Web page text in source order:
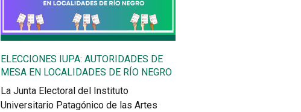
ELECCIONES IUPA: AUTORIDADES DE
MESA EN LOCALIDADES DE RÍO NEGRO
La Junta Electoral del Instituto
Universitario Patagónico de las Artes